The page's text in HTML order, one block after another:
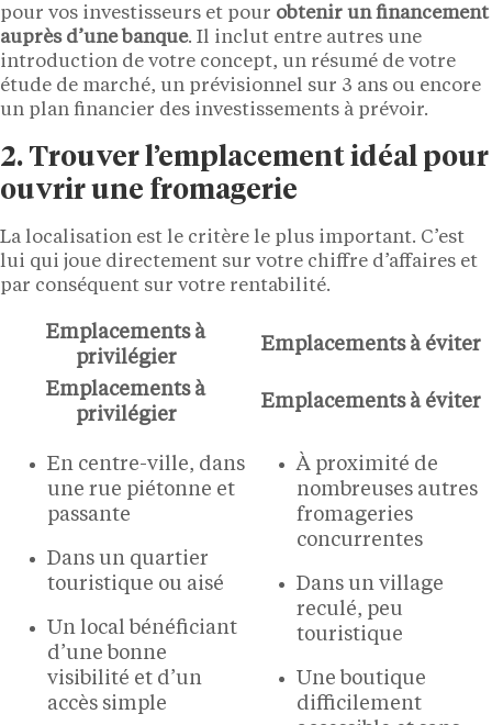
pour vos investisseurs et pour obtenir un financement
auprès d’une banque. Il inclut entre autres une
introduction de votre concept, un résumé de votre
étude de marché, un prévisionnel sur 3 ans ou encore
un plan financier des investissements à prévoir.
2. Trouver l’emplacement idéal pour
ouvrir une fromagerie
La localisation est le critère le plus important. C’est
lui qui joue directement sur votre chiffre d’affaires et
par conséquent sur votre rentabilité.
Emplacements à
privilégier
Emplacements à éviter
Emplacements à
privilégier
Emplacements à éviter
En centre-ville, dans
une rue piétonne et
passante
Dans un quartier
touristique ou aisé
Un local bénéficiant
d’une bonne
visibilité et d’un
accès simple
À proximité de
nombreuses autres
fromageries
concurrentes
Dans un village
reculé, peu
touristique
Une boutique
difficilement